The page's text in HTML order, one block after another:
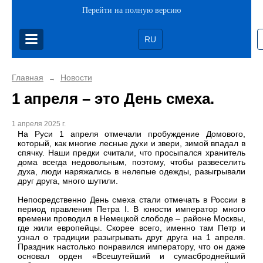
Перейти на полную версию
RU
Главная → Новости
1 апреля – это День смеха.
1 апреля 2025 г.
На Руси 1 апреля отмечали пробуждение Домового,
который, как многие лесные духи и звери, зимой впадал в
спячку. Наши предки считали, что просыпался хранитель
дома всегда недовольным, поэтому, чтобы развеселить
духа, люди наряжались в нелепые одежды, разыгрывали
друг друга, много шутили.
Непосредственно День смеха стали отмечать в России в
период правления Петра I. В юности император много
времени проводил в Немецкой слободе – районе Москвы,
где жили европейцы. Скорее всего, именно там Петр и
узнал о традиции разыгрывать друг друга на 1 апреля.
Праздник настолько понравился императору, что он даже
основал орден «Всешутейший и сумасброднейший